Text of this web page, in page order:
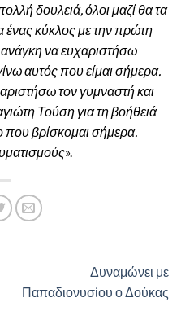
δουλειά, όλοι μαζί θα τα
ένας κύκλος με την πρώτη
να ευχαριστήσω
αυτός που είμαι σήμερα.
τον γυμναστή και
Τούση για τη βοήθειά
βρίσκομαι σήμερα.
».
Δυναμώνει με
Παπαδιονυσίου ο Δούκας